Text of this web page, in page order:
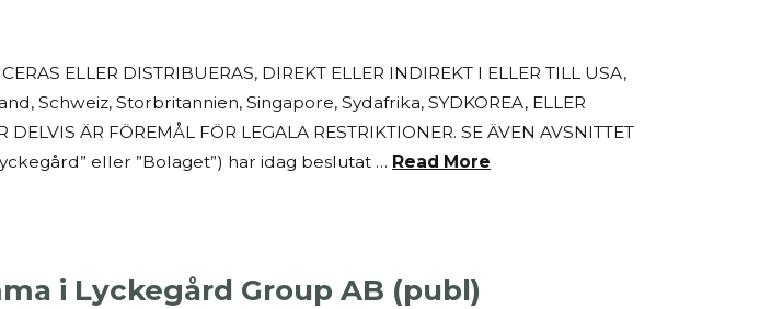
ELLER DISTRIBUERAS, DIREKT ELLER INDIREKT I ELLER TILL USA,
Schweiz, Storbritannien, Singapore, Sydafrika, SYDKOREA, ELLER
ÄR FÖREMÅL FÖR LEGALA RESTRIKTIONER. SE ÄVEN AVSNITTET
eller ”Bolaget”) har idag beslutat … Read More
i Lyckegård Group AB (publ)